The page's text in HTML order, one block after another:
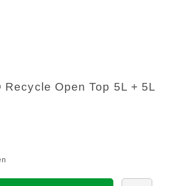
Recycle Open Top 5L + 5L